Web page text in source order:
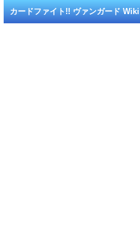
カードファイト!! ヴァンガード Wiki